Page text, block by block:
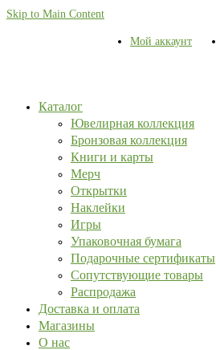
Skip to Main Content
Мой аккаунт
Каталог
Ювелирная коллекция
Бронзовая коллекция
Книги и карты
Мерч
Открытки
Наклейки
Игры
Упаковочная бумага
Подарочные сертификаты
Сопутствующие товары
Распродажа
Доставка и оплата
Магазины
О нас